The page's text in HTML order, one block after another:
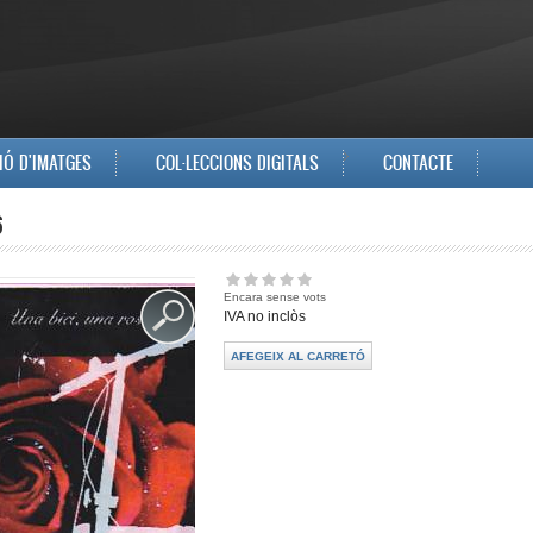
D'IMATGES COL·LECCIONS DIGITALS CONTACTE
Encara sense vots
IVA no inclòs